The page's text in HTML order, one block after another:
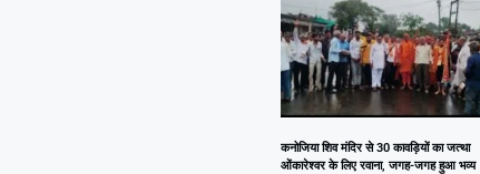
कनोजिया शिव मंदिर से 30 कावड़ियों का जत्था
ओंकारेश्वर के लिए रवाना, जगह-जगह हुआ भव्य